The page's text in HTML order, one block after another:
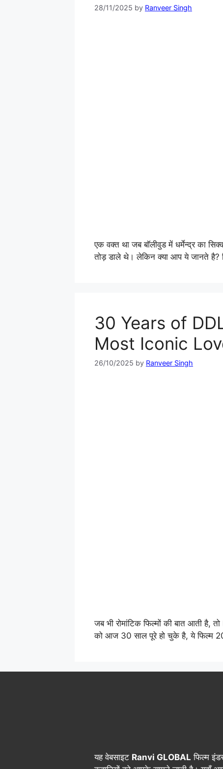
28/11/2025 by Ranveer Singh
एक वक्त था जब बॉलीवुड में धर्मेन्द्र का
तोड़ डाले थे। लेकिन क्या आप ये जानते है?
30 Years of
Most Iconic
26/10/2025 by Ranveer Singh
जब भी रोमांटिक फिल्मों की बात आती
को आज 30 साल पूरे हो चुके है, ये फिल्म
यह वेबसाइट Ranvi GLOBAL फिल्म